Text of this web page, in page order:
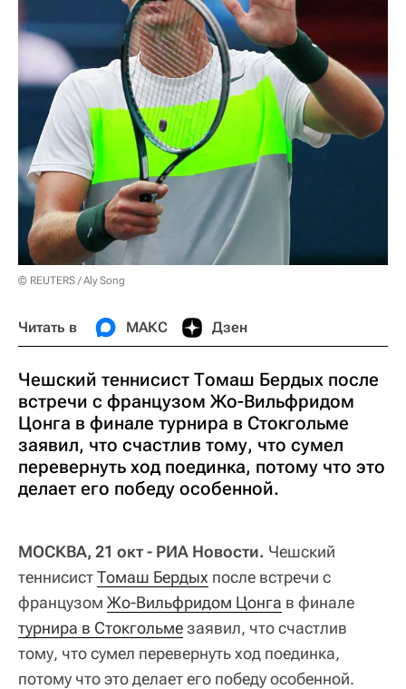
© REUTERS / Aly Song
Читать в МАКС Дзен
Чешский теннисист Томаш Бердых после
встречи с французом Жо-Вильфридом
Цонга в финале турнира в Стокгольме
заявил, что счастлив тому, что сумел
перевернуть ход поединка, потому что это
делает его победу особенной.
МОСКВА, 21 окт - РИА Новости. Чешский
теннисистТомаш Бердых после встречи с
французом Жо-Вильфридом Цонга в финале
турнира в Стокгольмезаявил, что счастлив
тому, что сумел перевернуть ход поединка,
потому что это делает его победу особенной.